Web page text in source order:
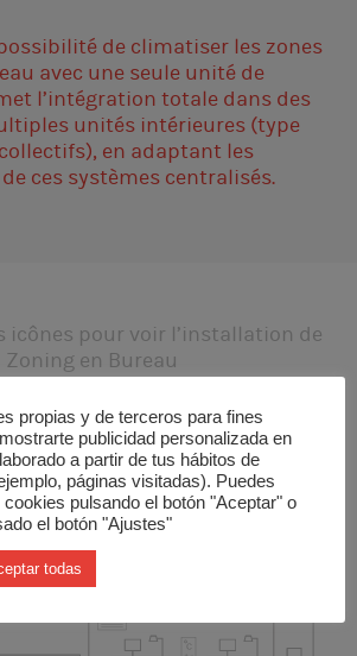
de climatiser les zones
avec une seule unité de
l’intégration totale dans des
unités intérieures (type
en adaptant les
ces systèmes centralisés.
icônes pour voir l’installation de
Zoning en Bureau
propias y de terceros para fines
publicidad personalizada en
a partir de tus hábitos de
páginas visitadas). Puedes
pulsando el botón "Aceptar" o
el botón "Ajustes"
todas